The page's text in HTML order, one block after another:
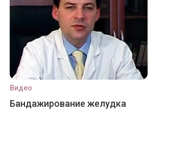
Видео
Бандажирование желудка